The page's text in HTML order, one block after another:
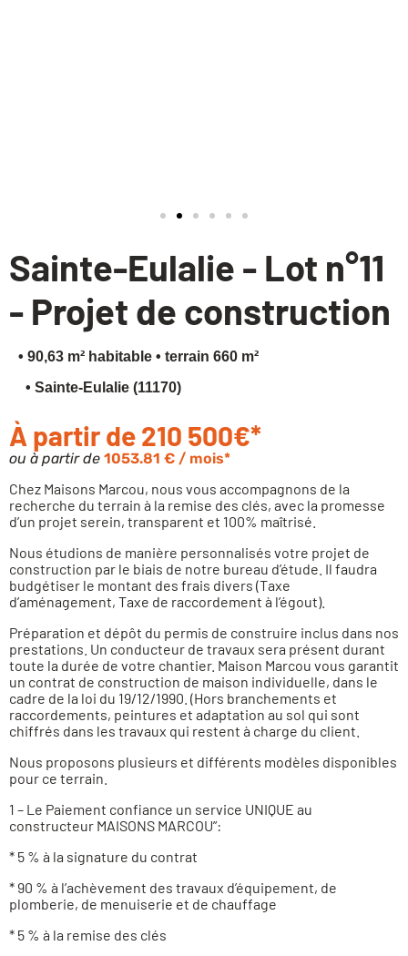
Sainte-Eulalie - Lot n°11
- Projet de construction
• 90,63 m² habitable • terrain 660 m²
• Sainte-Eulalie (11170)
À partir de 210 500€*
ou à partir de 1053.81 € / mois*
Chez Maisons Marcou, nous vous accompagnons de la
recherche du terrain à la remise des clés, avec la promesse
d’un projet serein, transparent et 100% maîtrisé.
Nous étudions de manière personnalisés votre projet de
construction par le biais de notre bureau d’étude. Il faudra
budgétiser le montant des frais divers (Taxe
d’aménagement, Taxe de raccordement à l’égout).
Préparation et dépôt du permis de construire inclus dans nos
prestations. Un conducteur de travaux sera présent durant
toute la durée de votre chantier. Maison Marcou vous garantit
un contrat de construction de maison individuelle, dans le
cadre de la loi du 19/12/1990. (Hors branchements et
raccordements, peintures et adaptation au sol qui sont
chiffrés dans les travaux qui restent à charge du client.
Nous proposons plusieurs et différents modèles disponibles
pour ce terrain.
1 – Le Paiement confiance un service UNIQUE au
constructeur MAISONS MARCOU”:
* 5 % à la signature du contrat
* 90 % à l’achèvement des travaux d’équipement, de
plomberie, de menuiserie et de chauffage
* 5 % à la remise des clés